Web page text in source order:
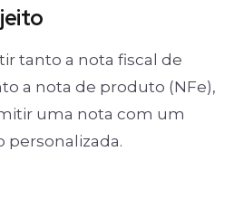
tanto a nota fiscal de
a nota de produto (NFe),
uma nota com um
personalizada.